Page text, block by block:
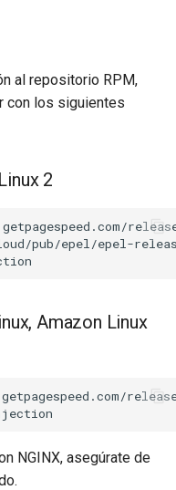
al repositorio RPM,
con los siguientes
2
pub/epel/epel-
Amazon Linux
NGINX, asegúrate de